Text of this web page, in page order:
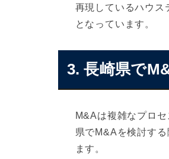
再現しているハウス
となっています。
3. 長崎県で
M&Aは複雑なプロ
県でM&Aを検討す
ます。